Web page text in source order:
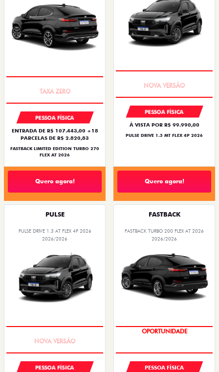
PESSOA FÍSICA
ENTRADA DE R$ 107.443,00 +18
PARCELAS DE R$ 2.820,83
FASTBACK LIMITED EDITION TURBO 270
FLEX AT 2026
Quero agora!
PESSOA FÍSICA
À VISTA POR R$ 99.990,00
PULSE DRIVE 1.3 MT FLEX 4P 2026
Quero agora!
PULSE
PULSE DRIVE 1.3 AT FLEX 4P 2026
2026/2026
PESSOA FÍSICA
FASTBACK
FASTBACK TURBO 200 FLEX AT 2026
2026/2026
OPORTUNIDADE
PESSOA FÍSICA